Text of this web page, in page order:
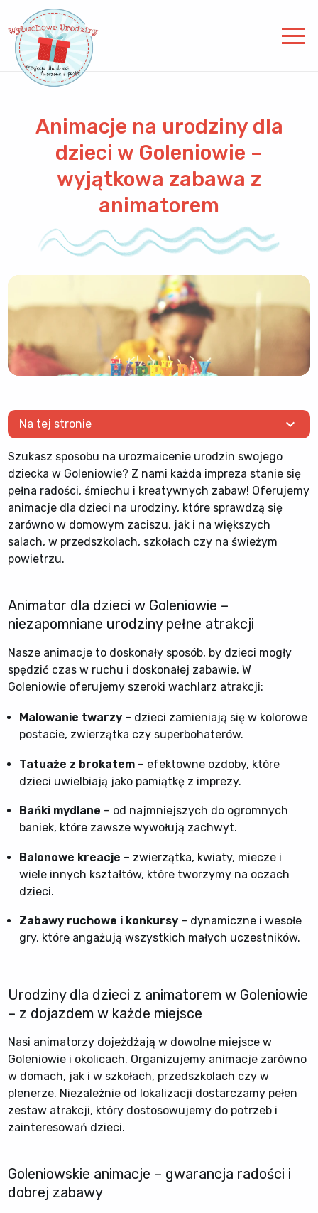
Animacje na urodziny dla
dzieci w Goleniowie –
wyjątkowa zabawa z
animatorem
Na tej stronie expand_more
Szukasz sposobu na urozmaicenie urodzin swojego
dziecka w Goleniowie? Z nami każda impreza stanie się
pełna radości, śmiechu i kreatywnych zabaw! Oferujemy
animacje dla dzieci na urodziny, które sprawdzą się
zarówno w domowym zaciszu, jak i na większych
salach, w przedszkolach, szkołach czy na świeżym
powietrzu.
Animator dla dzieci w Goleniowie –
niezapomniane urodziny pełne atrakcji
Nasze animacje to doskonały sposób, by dzieci mogły
spędzić czas w ruchu i doskonałej zabawie. W
Goleniowie oferujemy szeroki wachlarz atrakcji:
Malowanie twarzy – dzieci zamieniają się w kolorowe
postacie, zwierzątka czy superbohaterów.
Tatuaże z brokatem – efektowne ozdoby, które
dzieci uwielbiają jako pamiątkę z imprezy.
Bańki mydlane – od najmniejszych do ogromnych
baniek, które zawsze wywołują zachwyt.
Balonowe kreacje – zwierzątka, kwiaty, miecze i
wiele innych kształtów, które tworzymy na oczach
dzieci.
Zabawy ruchowe i konkursy – dynamiczne i wesołe
gry, które angażują wszystkich małych uczestników.
Urodziny dla dzieci z animatorem w Goleniowie
– z dojazdem w każde miejsce
Nasi animatorzy dojeżdżają w dowolne miejsce w
Goleniowie i okolicach. Organizujemy animacje zarówno
w domach, jak i w szkołach, przedszkolach czy w
plenerze. Niezależnie od lokalizacji dostarczamy pełen
zestaw atrakcji, który dostosowujemy do potrzeb i
zainteresowań dzieci.
Goleniowskie animacje – gwarancja radości i
dobrej zabawy